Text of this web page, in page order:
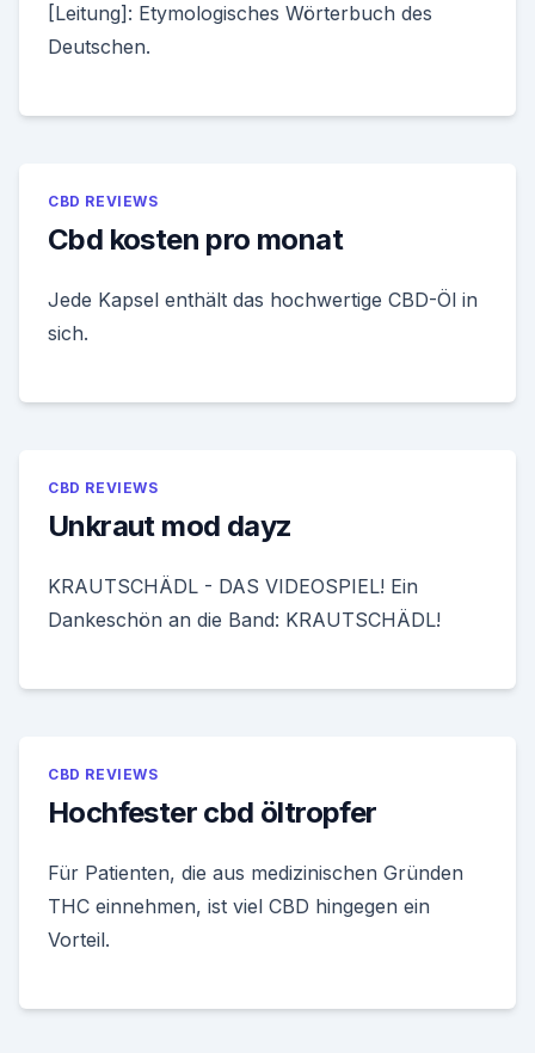
[Leitung]: Etymologisches Wörterbuch des
Deutschen.
CBD REVIEWS
Cbd kosten pro monat
Jede Kapsel enthält das hochwertige CBD-Öl in
sich.
CBD REVIEWS
Unkraut mod dayz
KRAUTSCHÄDL - DAS VIDEOSPIEL! Ein
Dankeschön an die Band: KRAUTSCHÄDL!
CBD REVIEWS
Hochfester cbd öltropfer
Für Patienten, die aus medizinischen Gründen
THC einnehmen, ist viel CBD hingegen ein
Vorteil.